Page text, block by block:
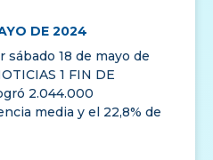
DE 2024
sábado 18 de mayo de
1 FIN DE
2.044.000
media y el 22,8% de